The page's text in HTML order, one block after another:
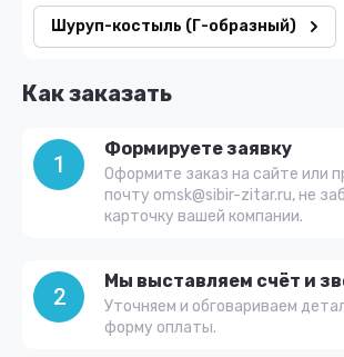
Шуруп-костыль (Г-образный)
Как заказать
1
Формируете заявку
Оформите заказ на сайте или
почту omsk@sibir-zitar.ru, не
карточку вашей компании.
2
Мы выставляем счёт и
Уточняем и обговариваем
форму оплаты.